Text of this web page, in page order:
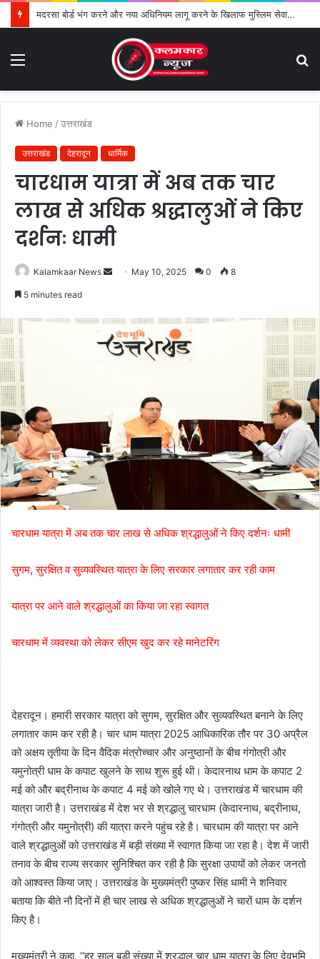
मदरसा बोर्ड भंग करने और नया अधिनियम लागू करने के खिलाफ मुस्लिम सेवा संगठन का विरोध तेज
Home /उत्तराखंड
उत्तराखंड देहरादून धार्मिक
चारधाम यात्रा में अब तक चार
लाख से अधिक श्रद्धालुओं ने किए
दर्शनः धामी
Kalamkaar News
d
a
n
May 10, 2025 0 8
5 minutes read
चारधाम यात्रा में अब तक चार लाख से अधिक श्रद्धालुओं ने किए दर्शनः धामी
सुगम, सुरक्षित व सुव्यवस्थित यात्रा के लिए सरकार लगातार कर रही काम
यात्रा पर आने वाले श्रद्धालुओं का किया जा रहा स्वागत
चारधाम में व्यवस्था को लेकर सीएम खुद कर रहे मानेटरिंग
देहरादून। हमारी सरकार यात्रा को सुगम, सुरक्षित और सुव्यवस्थित बनाने के लिए
लगातार काम कर रही है। चार धाम यात्रा 2025 आधिकारिक तौर पर 30 अप्रैल
को अक्षय तृतीया के दिन वैदिक मंत्रोच्चार और अनुष्ठानों के बीच गंगोत्री और
यमुनोत्री धाम के कपाट खुलने के साथ शुरू हुई थी। केदारनाथ धाम के कपाट 2
मई को और बद्रीनाथ के कपाट 4 मई को खोले गए थे। उत्तराखंड में चारधाम की
यात्रा जारी है। उत्तराखंड में देश भर से श्रद्धालु चारधाम (केदारनाथ, बद्रीनाथ,
गंगोत्री और यमुनोत्री) की यात्रा करने पहुंच रहे है। चारधाम की यात्रा पर आने
वाले श्रद्धालुओं को उत्तराखंड में बड़ी संख्या में स्वागत किया जा रहा है। देश में जारी
तनाव के बीच राज्य सरकार सुनिश्चित कर रही है कि सुरक्षा उपायों को लेकर जनतो
को आश्वस्त किया जाए। उत्तराखंड के मुख्यमंत्री पुष्कर सिंह धामी ने शनिवार
बताया कि बीते नौ दिनों में ही चार लाख से अधिक श्रद्धालुओं ने चारों धाम के दर्शन
किए है।
मुख्यमंत्री ने कहा, ‘‘हर साल बड़ी संख्या में श्रद्धालु चार धाम यात्रा के लिए देवभूमि